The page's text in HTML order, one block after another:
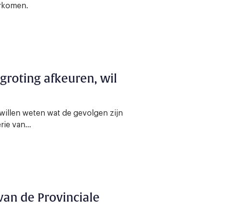
afkeuren, wil
weten wat de gevolgen zijn
van...
de Provinciale